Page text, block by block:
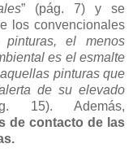
” (pág. 7) y se
los convencionales
el menos
es el esmalte
pinturas que
de su elevado
15). Además,
de contacto de las